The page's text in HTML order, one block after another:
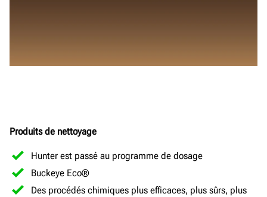
Produits de nettoyage
Hunter est passé au programme de dosage
Buckeye Eco®
Des procédés chimiques plus efficaces, plus sûrs, plus